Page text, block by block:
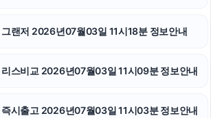
흥신소
아고다할인코드
랜저 2026년07월03일 11시18분 정보안내
스비교 2026년07월03일 11시09분 정보안내
시출고 2026년07월03일 11시03분 정보안내